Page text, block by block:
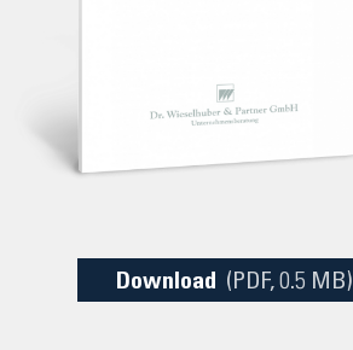
Download (PDF, 0.5 MB)